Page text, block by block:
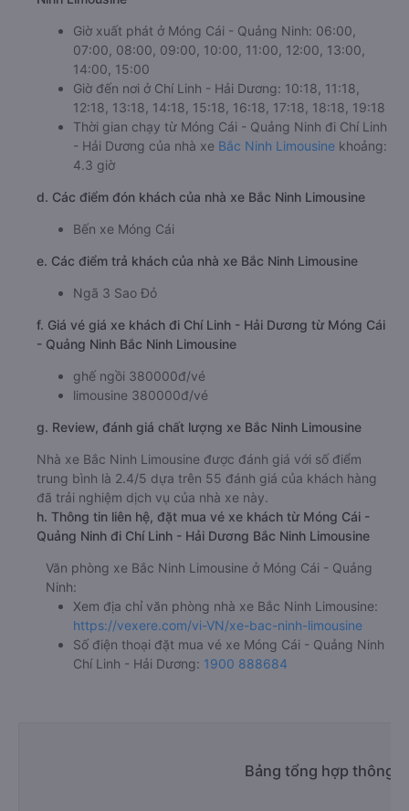
Giờ xuất phát ở Móng Cái - Quảng Ninh: 06:00,
07:00, 08:00, 09:00, 10:00, 11:00, 12:00, 13:00,
14:00, 15:00
Giờ đến nơi ở Chí Linh - Hải Dương: 10:18, 11:18,
12:18, 13:18, 14:18, 15:18, 16:18, 17:18, 18:18, 19:18
Thời gian chạy từ Móng Cái - Quảng Ninh đi Chí Linh
- Hải Dương của nhà xe Bắc Ninh Limousine khoảng:
4.3 giờ
d. Các điểm đón khách của nhà xe Bắc Ninh Limousine
Bến xe Móng Cái
e. Các điểm trả khách của nhà xe Bắc Ninh Limousine
Ngã 3 Sao Đỏ
f. Giá vé giá xe khách đi Chí Linh - Hải Dương từ Móng Cái
- Quảng Ninh Bắc Ninh Limousine
ghế ngồi 380000đ/vé
limousine 380000đ/vé
g. Review, đánh giá chất lượng xe Bắc Ninh Limousine
Nhà xe Bắc Ninh Limousine được đánh giá với số điểm
trung bình là 2.4/5 dựa trên 55 đánh giá của khách hàng
đã trải nghiệm dịch vụ của nhà xe này.
h. Thông tin liên hệ, đặt mua vé xe khách từ Móng Cái -
Quảng Ninh đi Chí Linh - Hải Dương Bắc Ninh Limousine
Văn phòng xe Bắc Ninh Limousine ở Móng Cái - Quảng
Ninh:
Xem địa chỉ văn phòng nhà xe Bắc Ninh Limousine:
https://vexere.com/vi-VN/xe-bac-ninh-limousine
Số điện thoại đặt mua vé xe Móng Cái - Quảng Ninh
Chí Linh - Hải Dương: 1900 888684
Bảng tổng hợp thông